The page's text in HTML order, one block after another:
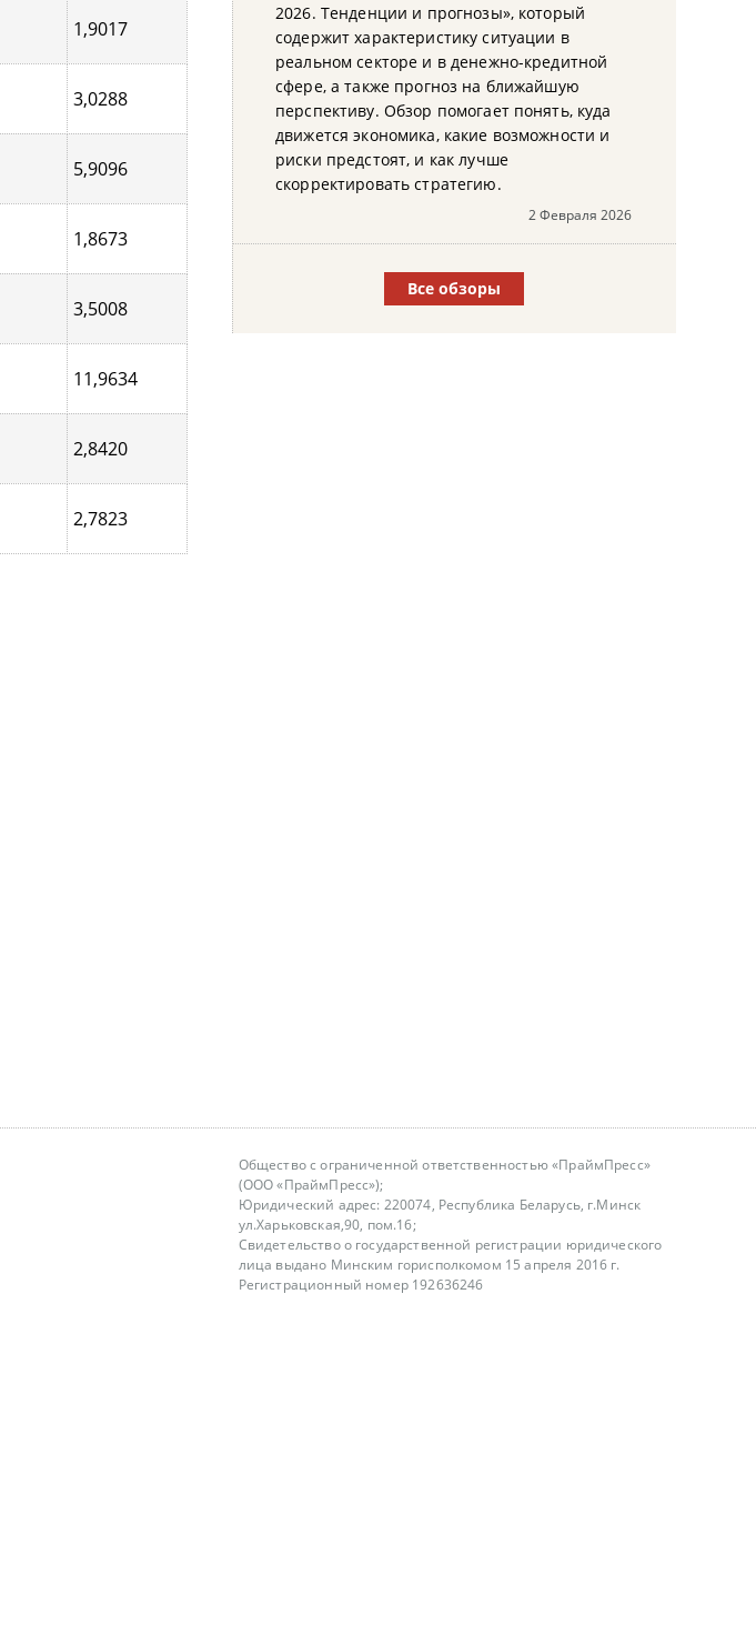
1,9017
3,0288
5,9096
1,8673
3,5008
11,9634
2,8420
2,7823
2026. Тенденции и прогнозы», который
содержит характеристику ситуации в
реальном секторе и в денежно-кредитной
сфере, а также прогноз на ближайшую
перспективу. Обзор помогает понять, куда
движется экономика, какие возможности и
риски предстоят, и как лучше
скорректировать стратегию.
2 Февраля 2026
Все обзоры
Общество с ограниченной ответственностью «ПраймПресс»
(ООО «ПраймПресс»);
Юридический адрес: 220074, Республика Беларусь, г.Минск
ул.Харьковская,90, пом.16;
Свидетельство о государственной регистрации юридического
лица выдано Минским горисполкомом 15 апреля 2016 г.
Регистрационный номер 192636246